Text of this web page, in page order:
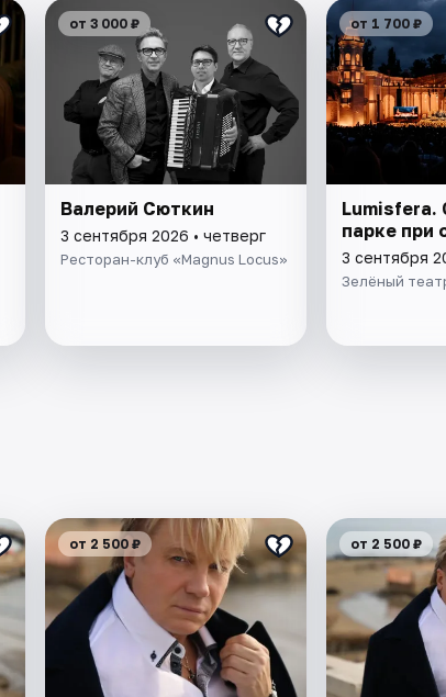
от 3 000 ₽
Валерий Сюткин
3 сентября 2026 • четверг
Ресторан-клуб «Magnus Locus»
от 1 700 ₽
Lumisfera.
парке при
3 сентября
Зелёный
от 2 500 ₽ от 2 500 ₽